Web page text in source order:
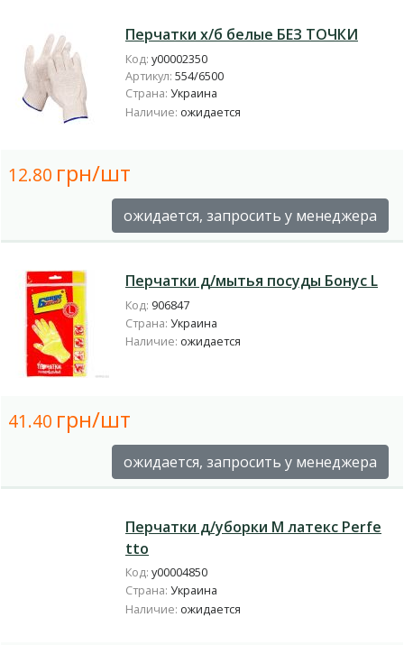
Перчатки х/б белые БЕЗ ТОЧКИ
Код: у00002350
Артикул: 554/6500
Страна: Украина
Наличие: ожидается
12.80 грн/шт
ожидается, запросить у менеджера
Перчатки д/мытья посуды Бонус L
Код: 906847
Страна: Украина
Наличие: ожидается
41.40 грн/шт
ожидается, запросить у менеджера
Перчатки д/уборки М латекс Perfe
tto
Код: у00004850
Страна: Украина
Наличие: ожидается